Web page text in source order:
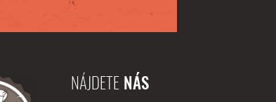
NÁJDETE NÁS